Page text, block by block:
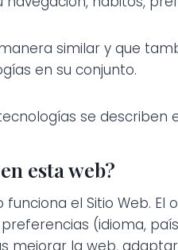
similar y que
en su conjunto.
se describen
esta web?
el Sitio Web.
(idioma,
la web,